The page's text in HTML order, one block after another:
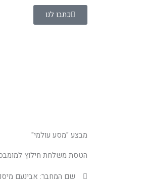
כתבו לנו
מבצע "מסע עולמי"
הטסת משלחת חילוץ
שם המחבר: אבינעם